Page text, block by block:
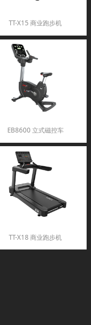
TT-X15 商业跑步机
EB8600 立式磁控车
TT-X18 商业跑步机